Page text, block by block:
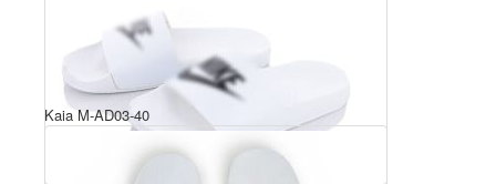
Kaia M-AD03-40